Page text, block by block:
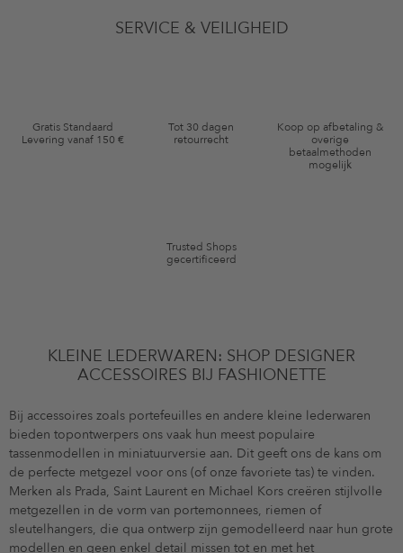
gegevens gebruikt voor reclamedoeleinden conform de bepalingen
Waardebonvoorwaarden
*De kortingsbon is vanaf de registratie 60 dagen eenmalig geldig. Niet
geldig op de categorie kleding en pre-loved artikelen. Bepaalde merken
SERVICE & VEILIGHEID
Gratis Standaard
Levering vanaf 150 €
Tot 30 dagen
retourrecht
Koop op afbetaling &
overige
betaalmethoden
mogelijk
Trusted Shops
gecertificeerd
KLEINE LEDERWAREN: SHOP DESIGNER
ACCESSOIRES BIJ FASHIONETTE
Bij accessoires zoals portefeuilles en andere kleine lederwaren
bieden topontwerpers ons vaak hun meest populaire
tassenmodellen in miniatuurversie aan. Dit geeft ons de kans om
de perfecte metgezel voor ons (of onze favoriete tas) te vinden.
Merken als Prada, Saint Laurent en Michael Kors creëren stijlvolle
metgezellen in de vorm van portemonnees, riemen of
sleutelhangers, die qua ontwerp zijn gemodelleerd naar hun grote
modellen en geen enkel detail missen tot en met het